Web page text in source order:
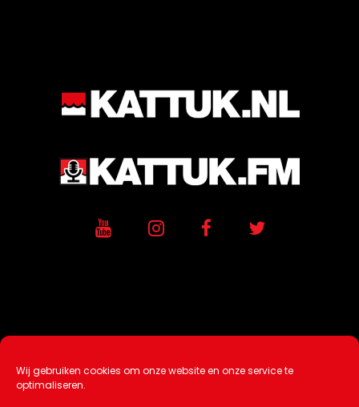
Wij gebruiken cookies om onze website en onze service te
optimaliseren.
Ontwikkeling / Hosting doorAtSea